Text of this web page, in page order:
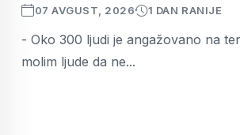
07 AVGUST, 2026 1 DAN RANIJE
- Oko 300 ljudi je angažovano na
molim ljude da ne...